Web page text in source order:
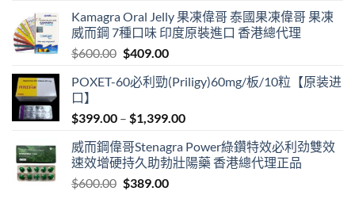
was:
$599.00.
is:
$399.00.
Kamagra Oral Jelly 果凍偉哥 泰國果凍偉哥 果凍
威而鋼 7種口味 印度原裝進口 香港總代理
$600.00 Original
was:
$409.00Current
is:
POXET-60必利勁(Priligy)60mg/板/10粒【原装进
口】
$399.00 – $1,399.00Price
$399.00
through
威而鋼偉哥Stenagra Power綠鑽特效必利劲雙效
速效增硬持久助勃壯陽藥 香港總代理正品
$600.00 Original
$389.00Current